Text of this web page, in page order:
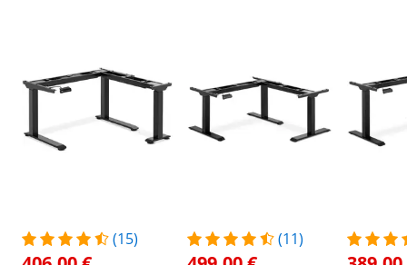
(15) (11)